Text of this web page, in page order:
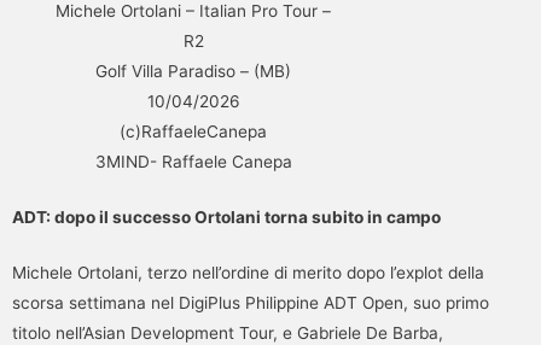
Michele Ortolani – Italian Pro Tour –
R2
Golf Villa Paradiso – (MB)
10/04/2026
(c)RaffaeleCanepa
3MIND- Raffaele Canepa
ADT: dopo il successo Ortolani torna subito in campo
Michele Ortolani, terzo nell’ordine di merito dopo l’explot della
scorsa settimana nel DigiPlus Philippine ADT Open, suo primo
titolo nell’Asian Development Tour, e Gabriele De Barba,